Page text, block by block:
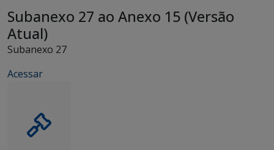
Subanexo 27 ao Anexo 15 (Versão
Atual)
Subanexo 27
Acessar